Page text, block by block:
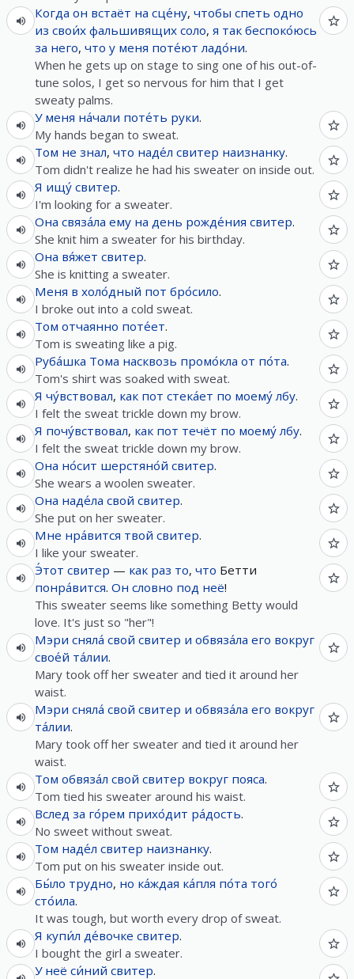
Когда он встаёт на сце́ну, чтобы спеть одно
из свои́х фальшивящих соло, я так беспоко́юсь
за него, что у меня поте́ют ладо́ни.
When he gets up on stage to sing one of his out-of-
tune solos, I get so nervous for him that I get
sweaty palms.
У меня на́чали поте́ть руки.
My hands began to sweat.
Том не знал, что наде́л свитер наизнанку.
Tom didn't realize he had his sweater on inside out.
Я ищу́ свитер.
I'm looking for a sweater.
Она связа́ла ему на день рожде́ния свитер.
She knit him a sweater for his birthday.
Она вя́жет свитер.
She is knitting a sweater.
Меня в холо́дный пот бро́сило.
I broke out into a cold sweat.
Том отчаянно поте́ет.
Tom is sweating like a pig.
Руба́шка Тома насквозь промо́кла от по́та.
Tom's shirt was soaked with sweat.
Я чу́вствовал, как пот стека́ет по моему́ лбу.
I felt the sweat trickle down my brow.
Я почу́вствовал, как пот течёт по моему́ лбу.
I felt the sweat trickle down my brow.
Она но́сит шерстяно́й свитер.
She wears a woolen sweater.
Она наде́ла свой свитер.
She put on her sweater.
Мне нра́вится твой свитер.
I like your sweater.
Э́тот свитер — как раз то, что Бетти
понра́вится. Он словно под неё!
This sweater seems like something Betty would
love. It's just so "her"!
Мэри сняла́ свой свитер и обвяза́ла его вокруг
свое́й та́лии.
Mary took off her sweater and tied it around her
waist.
Мэри сняла́ свой свитер и обвяза́ла его вокруг
та́лии.
Mary took off her sweater and tied it around her
waist.
Том обвяза́л свой свитер вокруг пояса.
Tom tied his sweater around his waist.
Вслед за го́рем прихо́дит ра́дость.
No sweet without sweat.
Том наде́л свитер наизнанку.
Tom put on his sweater inside out.
Бы́ло трудно, но ка́ждая ка́пля по́та того́
сто́ила.
It was tough, but worth every drop of sweat.
Я купи́л де́вочке свитер.
I bought the girl a sweater.
У неё си́ний свитер.